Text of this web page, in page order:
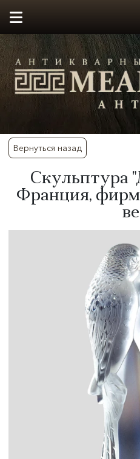
Вернуться назад
Скульптура
Франция,